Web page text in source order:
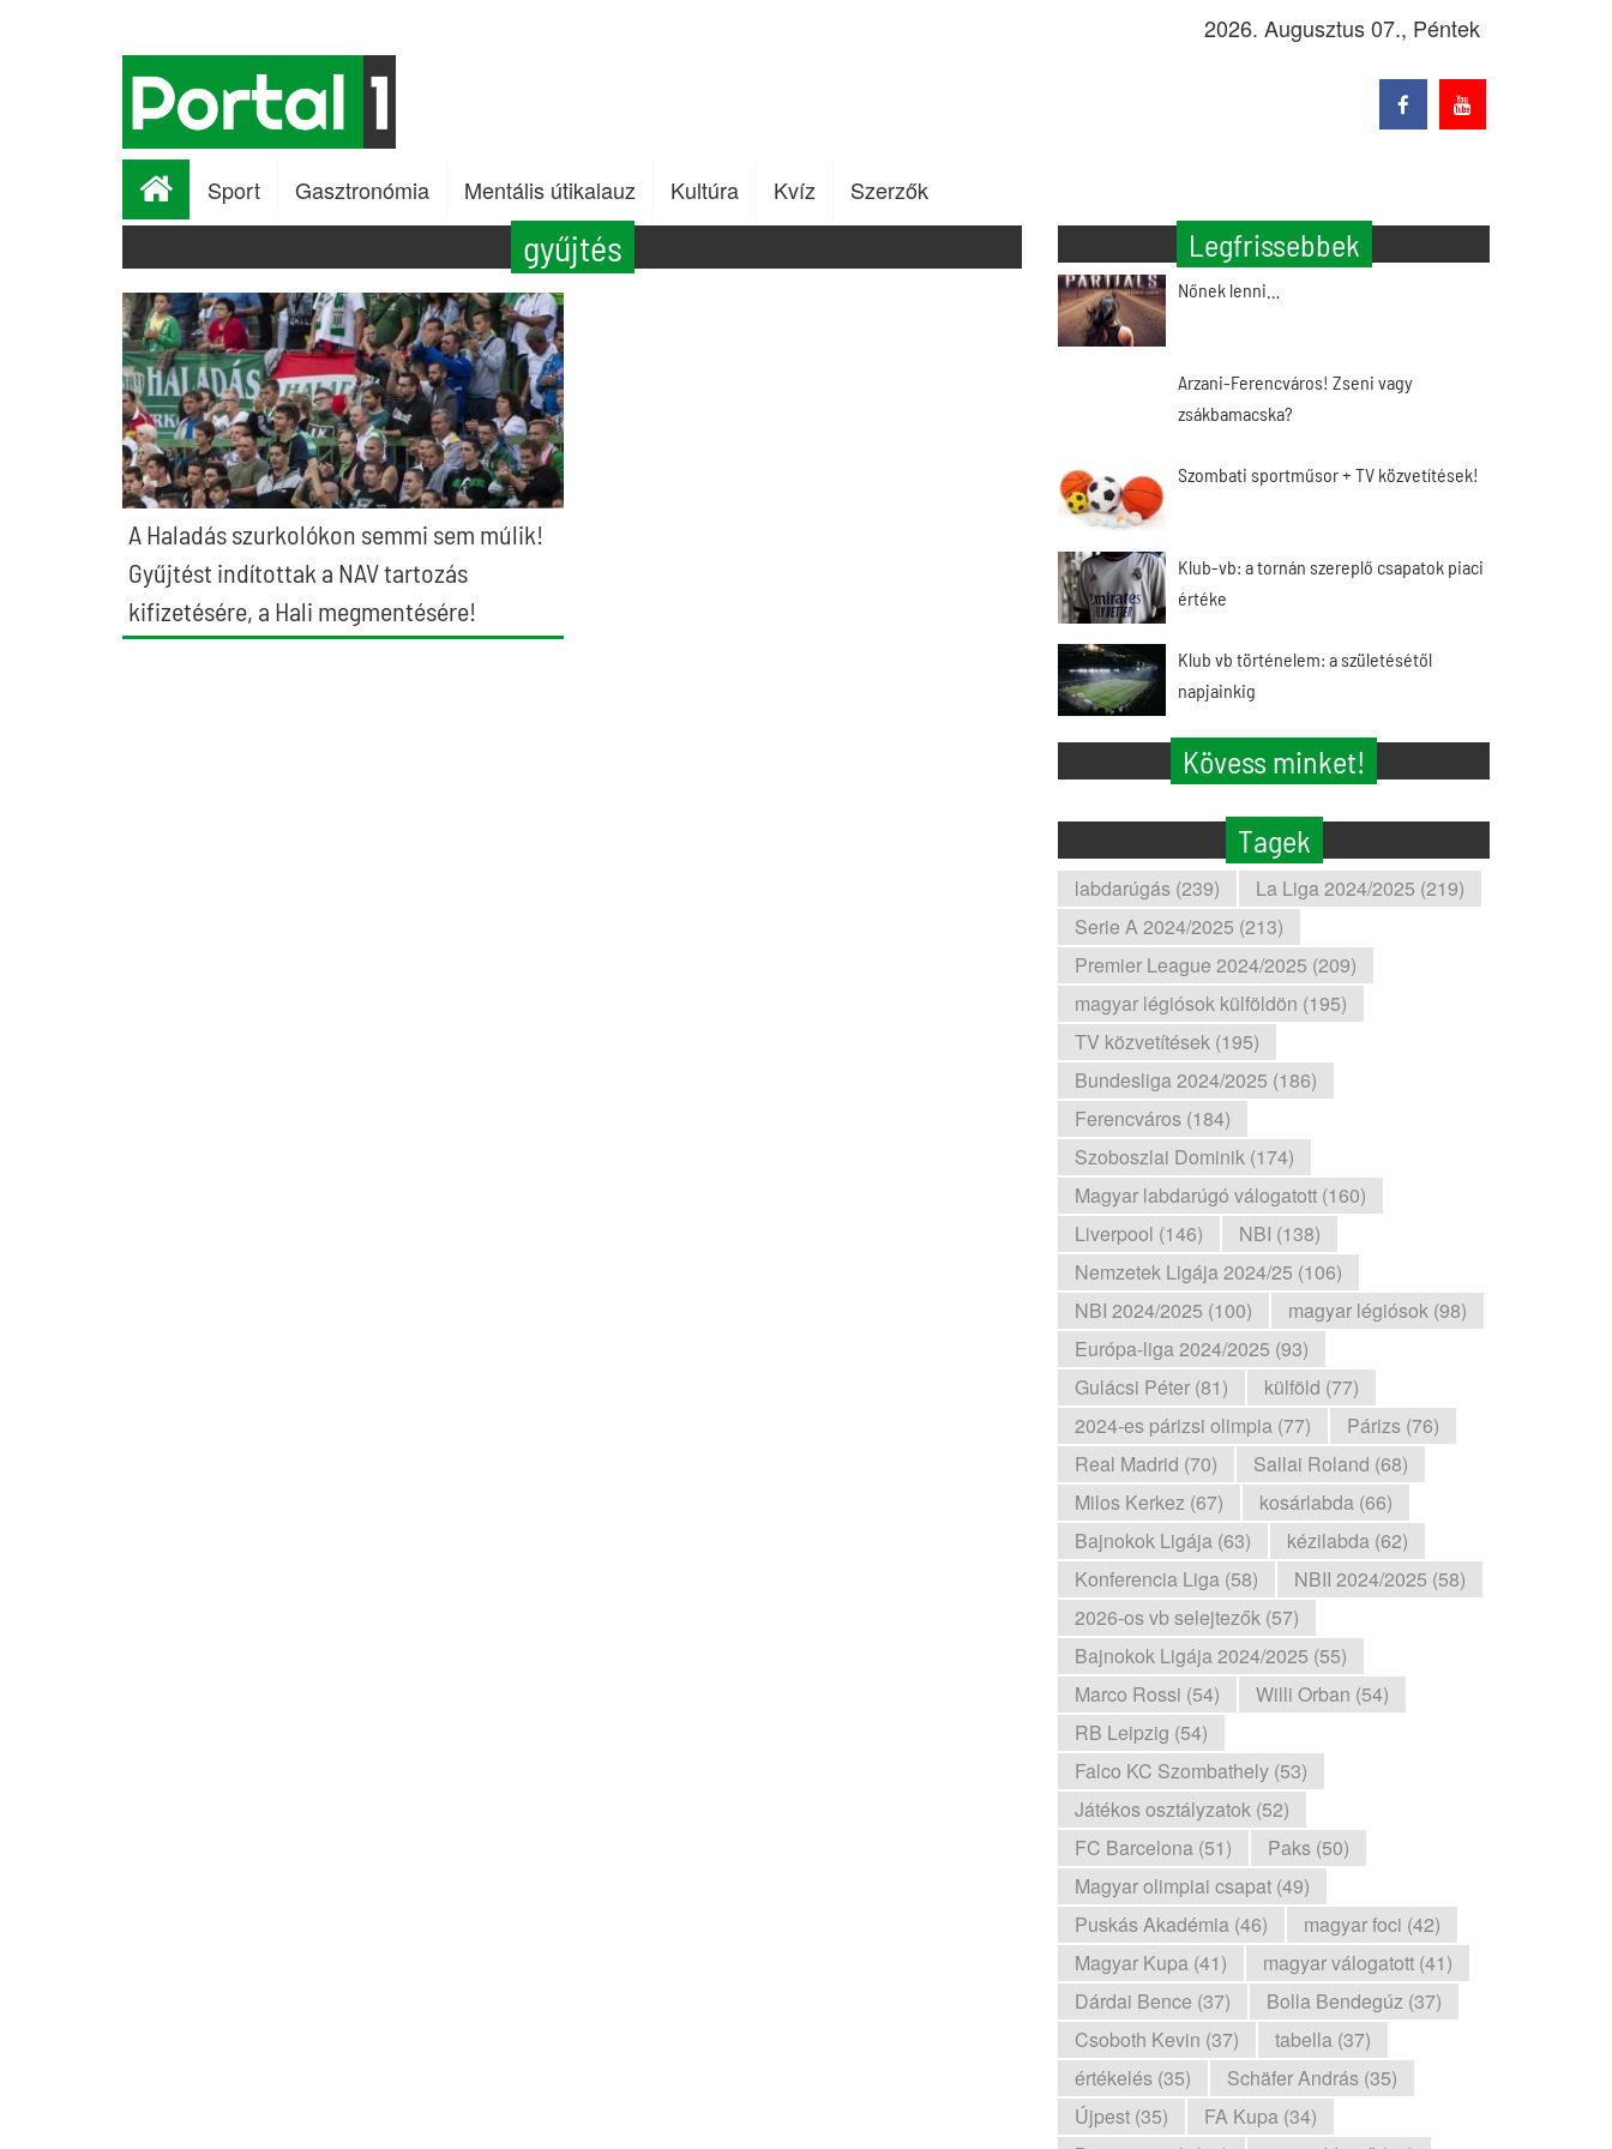
2026. Augusztus 07., Péntek
Sport Gasztronómia Mentális útikalauz Kultúra Kvíz Szerzők
gyűjtés
A Haladás szurkolókon semmi sem múlik!
Gyűjtést indítottak a NAV tartozás
kifizetésére, a Hali megmentésére!
Legfrissebbek
Nőnek lenni…
Arzani-Ferencváros! Zseni vagy
zsákbamacska?
Szombati sportműsor + TV közvetítések!
Klub-vb: a tornán szereplő csapatok piaci
értéke
Klub vb történelem: a születésétől
napjainkig
Kövess minket!
Tagek
labdarúgás (239)
La Liga 2024/2025 (219)
Serie A 2024/2025 (213)
Premier League 2024/2025 (209)
magyar légiósok külföldön (195)
TV közvetítések (195)
Bundesliga 2024/2025 (186)
Ferencváros (184)
Szoboszlai Dominik (174)
Magyar labdarúgó válogatott (160)
Liverpool (146)
NBI (138)
Nemzetek Ligája 2024/25 (106)
NBI 2024/2025 (100)
magyar légiósok (98)
Európa-liga 2024/2025 (93)
Gulácsi Péter (81)
külföld (77)
2024-es párizsi olimpia (77)
Párizs (76)
Real Madrid (70)
Sallai Roland (68)
Milos Kerkez (67)
kosárlabda (66)
Bajnokok Ligája (63)
kézilabda (62)
Konferencia Liga (58)
NBII 2024/2025 (58)
2026-os vb selejtezők (57)
Bajnokok Ligája 2024/2025 (55)
Marco Rossi (54)
Willi Orban (54)
RB Leipzig (54)
Falco KC Szombathely (53)
Játékos osztályzatok (52)
FC Barcelona (51)
Paks (50)
Magyar olimpiai csapat (49)
Puskás Akadémia (46)
magyar foci (42)
Magyar Kupa (41)
magyar válogatott (41)
Dárdai Bence (37)
Bolla Bendegúz (37)
Csoboth Kevin (37)
tabella (37)
értékelés (35)
Schäfer András (35)
Újpest (35)
FA Kupa (34)